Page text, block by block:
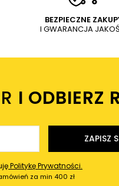
BEZPIECZNE
I GWARANCJA
I ODBIERZ
ZAPISZ
Politykę Prywatności.
za min 400 zł